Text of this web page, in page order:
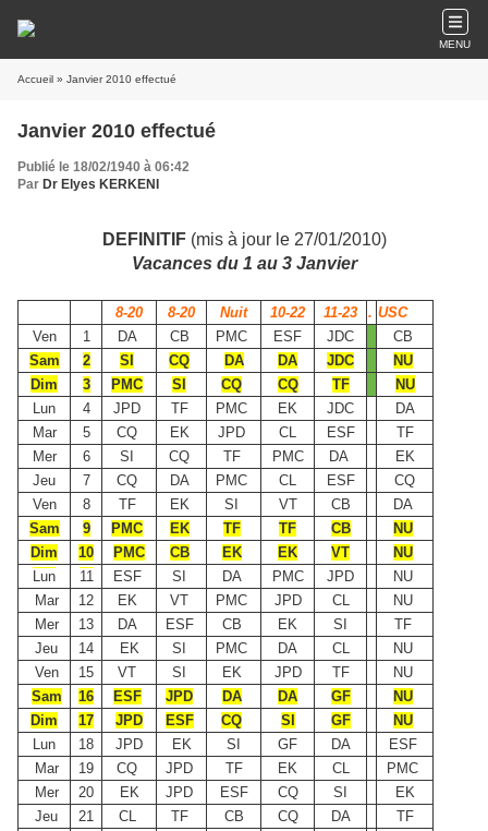
MENU
Accueil » Janvier 2010 effectué
Janvier 2010 effectué
Publié le 18/02/1940 à 06:42
Par Dr Elyes KERKENI
DEFINITIF(mis à jour le 27/01/2010)
Vacances du 1 au 3 Janvier
8-20 8-20 Nuit 10-22 11-23 . USC
Ven
1 DA CB PMC ESF JDC
CB
Sam
2 SI CQ DA DA JDC
NU
Dim
3 PMC SI CQ CQ TF
NU
Lun
4 JPD TF PMC EK JDC
DA
Mar
5 CQ EK JPD CL ESF
TF
Mer
6 SI CQ TF PMC DA
EK
Jeu
7 CQ DA PMC CL ESF
CQ
Ven
8 TF EK SI VT CB
DA
Sam
9 PMC EK TF TF CB
NU
Dim
10 PMC CB EK EK VT
NU
Lun
11 ESF SI DA PMC JPD
NU
Mar
12 EK VT PMC JPD CL
NU
Mer
13 DA ESF CB EK SI
TF
Jeu
14 EK SI PMC DA CL
NU
Ven
15 VT SI EK JPD TF
NU
Sam
16 ESF JPD DA DA GF
NU
Dim
17 JPD ESF CQ SI GF
NU
Lun
18 JPD EK SI GF DA
ESF
Mar
19 CQ JPD TF EK CL
PMC
Mer
20 EK JPD ESF CQ SI
EK
Jeu
21 CL TF CB CQ DA
TF